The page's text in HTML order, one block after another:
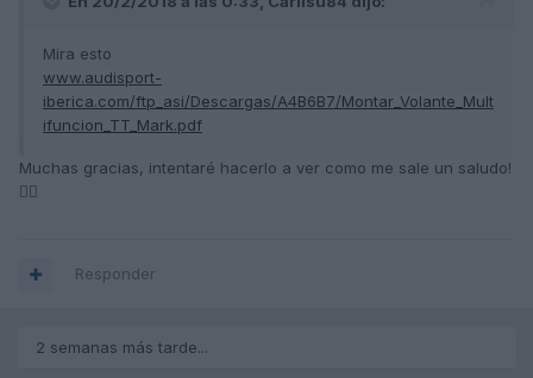
Mira esto
www.audisport-
iberica.com/ftp_asi/Descargas/A4B6B7/Montar_Volante_Mult
ifuncion_TT_Mark.pdf
Muchas gracias, intentaré hacerlo a ver como me sale un saludo!
🖐🏽
Responder
2 semanas más tarde...